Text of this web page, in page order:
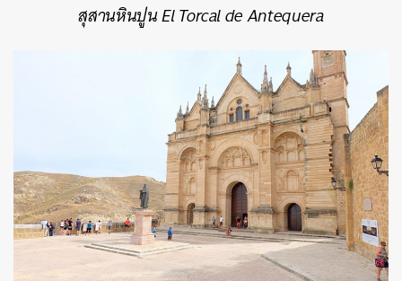
สุสานหินปูน El Torcal de Antequera